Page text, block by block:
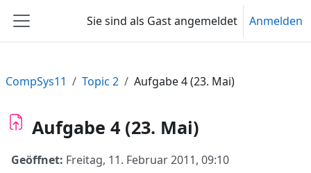
Website-Übersicht
Sie sind als Gast angemeldet Anmelden
CompSys11 Topic 2 Aufgabe 4 (23. Mai)
Aufgabe 4 (23. Mai)
Geöffnet: Freitag, 11. Februar 2011, 09:10